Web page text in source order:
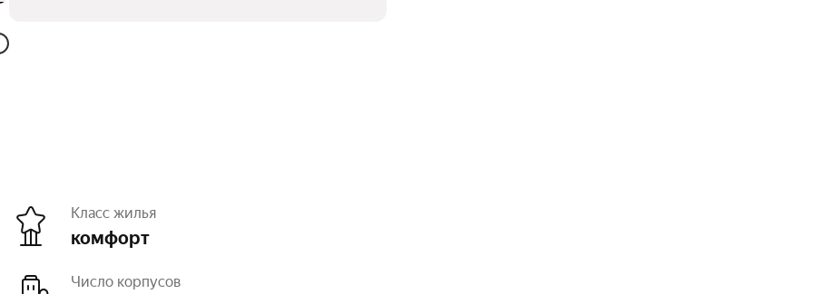
Класс жилья
комфорт
Число корпусов